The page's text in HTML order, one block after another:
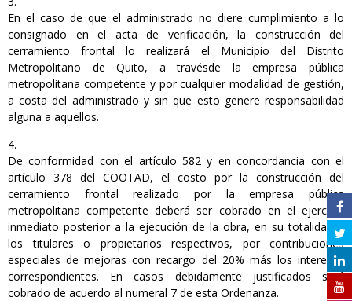
En el caso de que el administrado no diere cumplimiento a lo
consignado en el acta de verificación, la construcción del
cerramiento frontal lo realizará el Municipio del Distrito
Metropolitano de Quito, a travésde la empresa pública
metropolitana competente y por cualquier modalidad de gestión,
a costa del administrado y sin que esto genere responsabilidad
alguna a aquellos.
De conformidad con el artículo 582 y en concordancia con el
artículo 378 del COOTAD, el costo por la construcción del
cerramiento frontal realizado por la empresa pública
metropolitana competente deberá ser cobrado en el ejercicio
inmediato posterior a la ejecución de la obra, en su totalidad a
los titulares o propietarios respectivos, por contribuciones
especiales de mejoras con recargo del 20% más los intereses
correspondientes. En casos debidamente justificados será
cobrado de acuerdo al numeral 7 de esta Ordenanza.